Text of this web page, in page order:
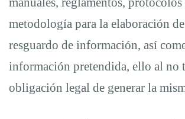
metodología para la elaboración
resguardo de información, así
información pretendida, ello al no
obligación legal de generar la